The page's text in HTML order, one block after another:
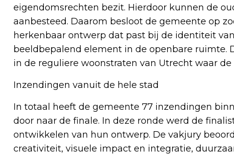
eigendomsrechten bezit. Hierdoor kunnen de
aanbesteed. Daarom besloot de gemeente op
herkenbaar ontwerp dat past bij de identiteit
beeldbepalend element in de openbare ruimte.
in de reguliere woonstraten van Utrecht waar
Inzendingen vanuit de hele stad
In totaal heeft de gemeente 77 inzendingen
door naar de finale. In deze ronde werd de
ontwikkelen van hun ontwerp. De vakjury
creativiteit, visuele impact en integratie,